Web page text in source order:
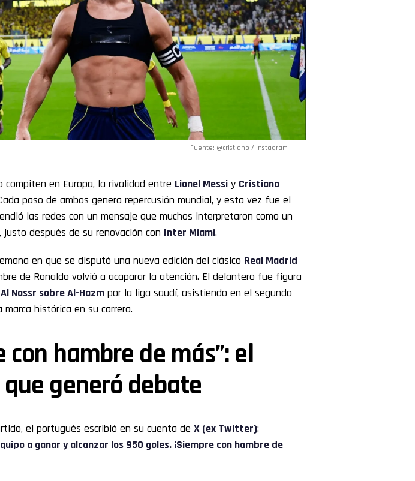
Fuente: @cristiano / Instagram
compiten en Europa, la rivalidad entre Lionel Messi y Cristiano
paso de ambos genera repercusión mundial, y esta vez fue el
las redes con un mensaje que muchos interpretaron como un
, justo después de su renovación con Inter Miami.
en que se disputó una nueva edición del clásico Real Madrid
de Ronaldo volvió a acaparar la atención. El delantero fue figura
Nassr sobre Al-Hazm por la liga saudí, asistiendo en el segundo
histórica en su carrera.
con hambre de más”: el
generó debate
el portugués escribió en su cuenta de X (ex Twitter):
a ganar y alcanzar los 950 goles. ¡Siempre con hambre de